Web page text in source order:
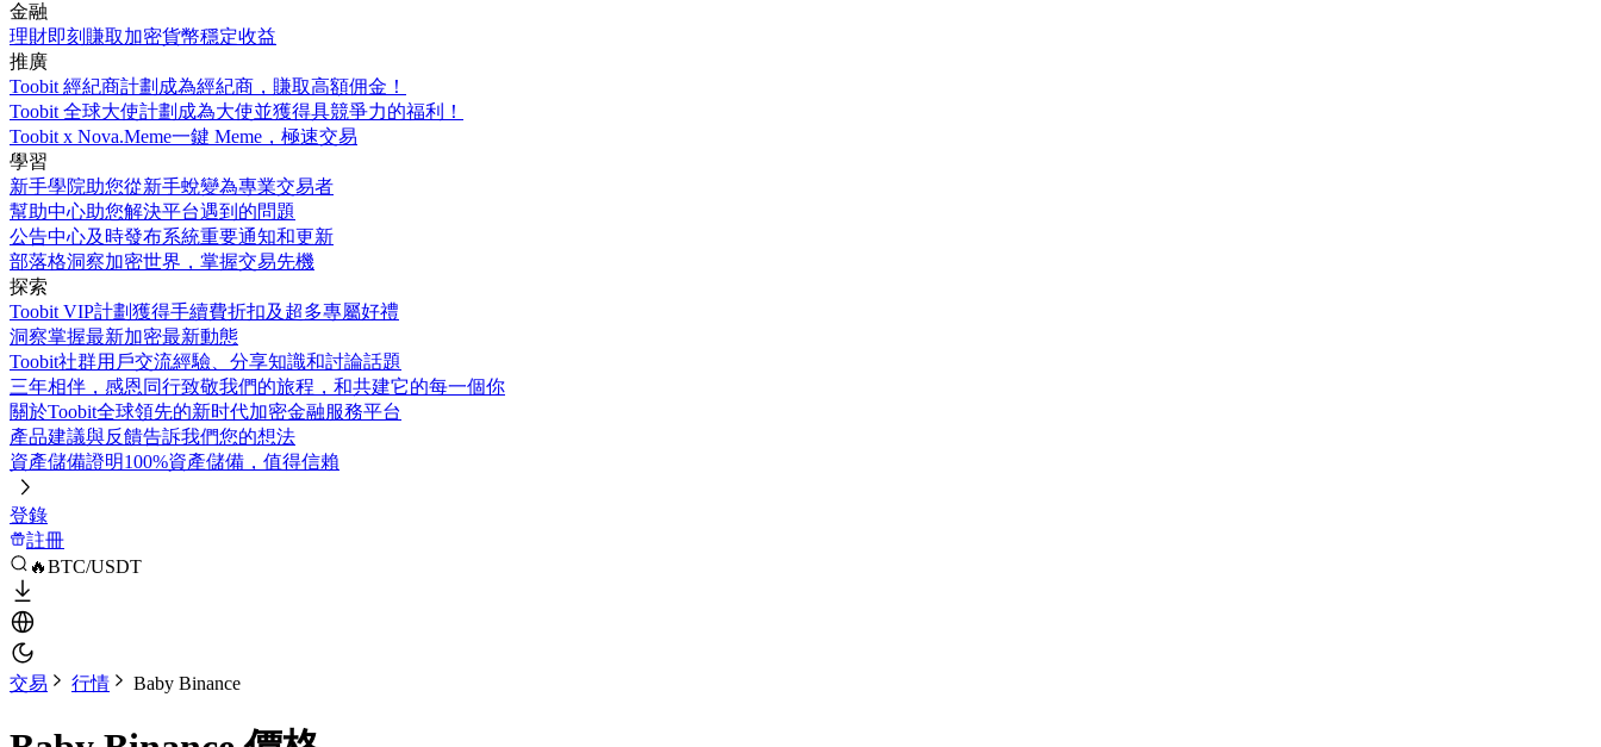
金融
理財即刻賺取加密貨幣穩定收益
推廣
Toobit 經紀商計劃 成為經紀商，賺取高額佣金！
Toobit 全球大使計劃 成為大使並獲得具競爭力的福利！
Toobit x Nova.Meme一鍵 Meme，極速交易
學習
新手學院助您從新手蛻變為專業交易者
幫助中心助您解決平台遇到的問題
公告中心及時發布系統重要通知和更新
部落格洞察加密世界，掌握交易先機
探索
Toobit VIP計劃獲得手續費折扣及超多專屬好禮
洞察掌握最新加密最新動態
Toobit社群用戶交流經驗、分享知識和討論話題
三年相伴，感恩同行致敬我們的旅程，和共建它的每一個你
關於Toobit全球領先的新时代加密金融服務平台
產品建議與反饋告訴我們您的想法
資產儲備證明100%資產儲備，值得信賴
登錄
註冊
🔥BTC/USDT
交易 行情 Baby Binance